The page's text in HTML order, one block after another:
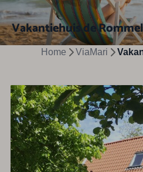
Vakantiehuis de
Home ViaMari